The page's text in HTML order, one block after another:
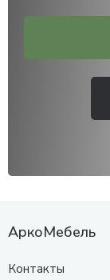
АркоМебель
Контакты